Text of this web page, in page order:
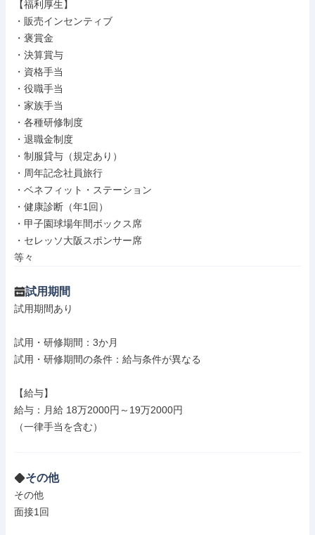
【福利厚生】
・販売インセンティブ
・褒賞金
・決算賞与
・資格手当
・役職手当
・家族手当
・各種研修制度
・退職金制度
・制服貸与（規定あり）
・周年記念社員旅行
・ベネフィット・ステーション
・健康診断（年1回）
・甲子園球場年間ボックス席
・セレッソ大阪スポンサー席
等々
試用期間
試用期間あり
試用・研修期間：3か月
試用・研修期間の条件：給与条件が異なる
【給与】
給与：月給 18万2000円～19万2000円
（一律手当を含む）
その他
その他
面接1回